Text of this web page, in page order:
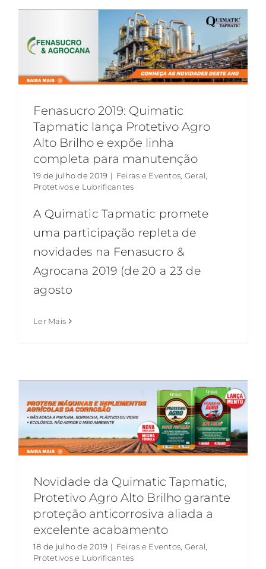
Fenasucro 2019: Quimatic
Tapmatic lança Protetivo Agro
Alto Brilho e expõe linha
completa para manutenção
19 de julho de 2019 | Feiras e Eventos Geral
Protetivos e Lubrificantes
A Quimatic Tapmatic promete
uma participação repleta de
novidades na Fenasucro &
Agrocana 2019 (de 20 a 23 de
agosto
Ler Mais
Novidade da Quimatic Tapmatic,
Protetivo Agro Alto Brilho garante
proteção anticorrosiva aliada a
excelente acabamento
18 de julho de 2019 | Feiras e Eventos Geral
Protetivos e Lubrificantes